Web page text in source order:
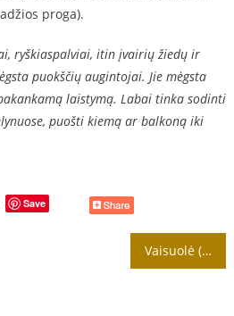
proga).
ryškiaspalviai, itin įvairių žiedų ir
puokščių augintojai. Jie mėgsta
laistymą. Labai tinka sodinti
puošti kiemą ar balkoną iki
Save
Vaisuolė (Callicarpa) – dekoratyvinis krūmas